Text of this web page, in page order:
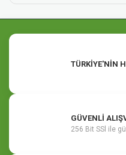
TÜRKİYE'NİN
GÜVENLİ
256 Bit SSl ile